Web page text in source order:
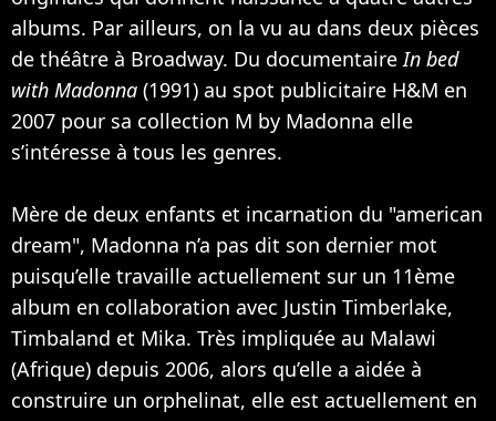
albums. Par ailleurs, on la vu au dans deux pièces
de théâtre à Broadway. Du documentaire In bed
with Madonna (1991) au spot publicitaire H&M en
2007 pour sa collection M by Madonna elle
s’intéresse à tous les genres.
Mère de deux enfants et incarnation du "american
dream", Madonna n’a pas dit son dernier mot
puisqu’elle travaille actuellement sur un 11ème
album en collaboration avec Justin Timberlake,
Timbaland et Mika. Très impliquée au Malawi
(Afrique) depuis 2006, alors qu’elle a aidée à
construire un orphelinat, elle est actuellement en